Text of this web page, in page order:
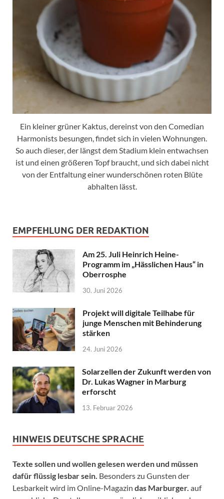
Ein kleiner grüner Kaktus, dereinst von den Comedian
Harmonists besungen, findet sich in vielen Wohnungen.
So auch dieser, der längst dem Stadium klein entwachsen
ist und einen größeren Topf braucht, und sich dabei nicht
von der Entfaltung einer wunderschönen roten Blüte
abhalten lässt.
EMPFEHLUNG DER REDAKTION
Am 25. Juli Heinrich Heine-
Programm im „Hässlichen Haus“ in
Oberrosphe
30. Juni 2026
Projekt will digitale Teilhabe für
junge Menschen mit Behinderung
stärken
24. Juni 2026
Solarzellen der Zukunft werden von
Dr. Lukas Wagner in Marburg
erforscht
13. Februar 2026
HINWEIS DEUTSCHE SPRACHE
Texte sollen und wollen gelesen werden und müssen
dafür flüssig lesbar sein. Besonders zu Gunsten der
Lesbarkeit wird im Online-Magazin das Marburger. auf